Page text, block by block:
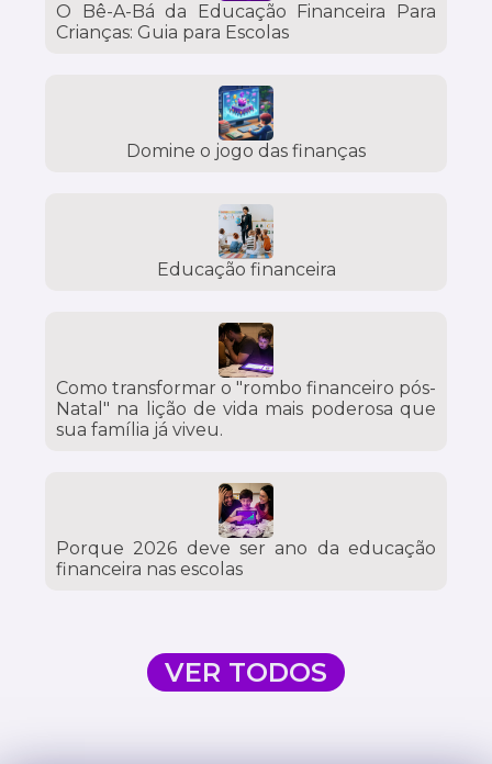
O Bê-A-Bá da Educação Financeira Para
Crianças: Guia para Escolas
Domine o jogo das finanças
Educação financeira
Como transformar o "rombo financeiro pós-
Natal" na lição de vida mais poderosa que
sua família já viveu.
Porque 2026 deve ser ano da educação
financeira nas escolas
VER TODOS